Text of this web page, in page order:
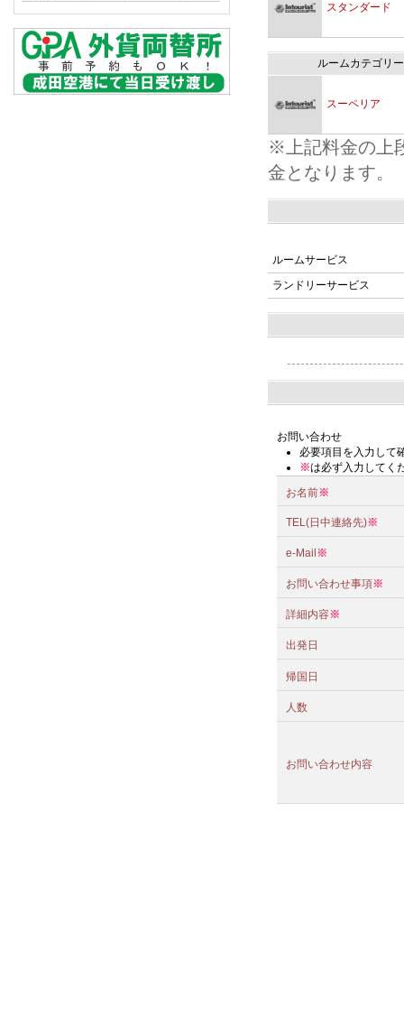
スタンダード
ルームカテゴリー
スーペリア
※上記料金の上
金となります。
ルームサービス
ランドリーサービス
お問い合わせ
必要項目を入力して
※は必ず入力してく
お名前※
TEL(日中連絡先)※
e-Mail ※
お問い合わせ事項※
詳細内容※
出発日
帰国日
人数
お問い合わせ内容